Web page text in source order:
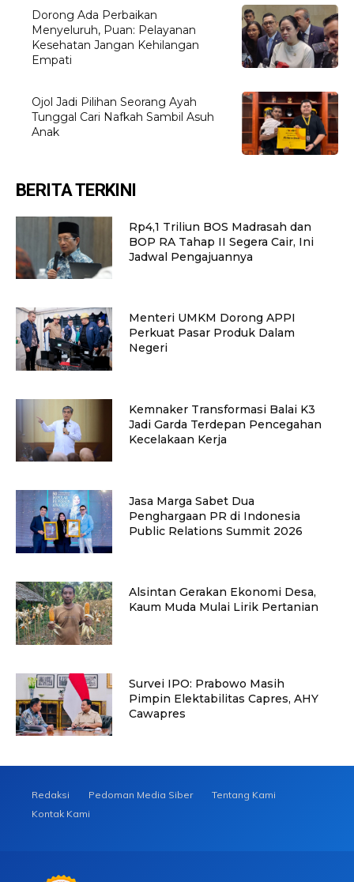
Dorong Ada Perbaikan
Menyeluruh, Puan: Pelayanan
Kesehatan Jangan Kehilangan
Empati
Ojol Jadi Pilihan Seorang Ayah
Tunggal Cari Nafkah Sambil Asuh
Anak
BERITA TERKINI
Rp4,1 Triliun BOS Madrasah dan
BOP RA Tahap II Segera Cair, Ini
Jadwal Pengajuannya
Menteri UMKM Dorong APPI
Perkuat Pasar Produk Dalam
Negeri
Kemnaker Transformasi Balai K3
Jadi Garda Terdepan Pencegahan
Kecelakaan Kerja
Jasa Marga Sabet Dua
Penghargaan PR di Indonesia
Public Relations Summit 2026
Alsintan Gerakan Ekonomi Desa,
Kaum Muda Mulai Lirik Pertanian
Survei IPO: Prabowo Masih
Pimpin Elektabilitas Capres, AHY
Cawapres
Redaksi Pedoman Media Siber
Tentang Kami
Kontak Kami